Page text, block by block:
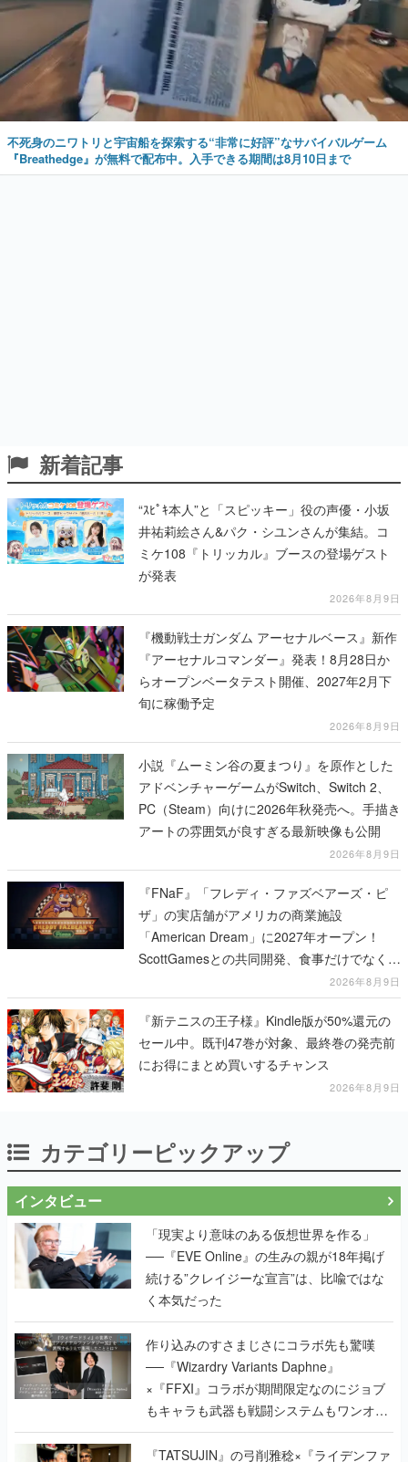
不死身のニワトリと宇宙船を探索する“非常に好評”なサバイバルゲーム
『Breathedge』が無料で配布中。入手できる期間は8月10日まで
ミケ108『トリッカル』ブースの登場ゲスト
が発表
2026年8月9日
『機動戦士ガンダム アーセナルベース』新作
『アーセナルコマンダー』発表！8月28日か
らオープンベータテスト開催、2027年2月下
旬に稼働予定
2026年8月9日
小説『ムーミン谷の夏まつり』を原作とした
アドベンチャーゲームがSwitch、Switch 2、
PC（Steam）向けに2026年秋発売へ。手描き
アートの雰囲気が良すぎる最新映像も公開
2026年8月9日
『FNaF』「フレディ・ファズベアーズ・ピ
ザ」の実店舗がアメリカの商業施設
「American Dream」に2027年オープン！
ScottGamesとの共同開発、食事だけでなくス
テージショーや没入型のホラー体験も楽しめ
る
2026年8月9日
『新テニスの王子様』Kindle版が50%還元の
セール中。既刊47巻が対象、最終巻の発売前
にお得にまとめ買いするチャンス
2026年8月9日
カテゴリーピックアップ
「現実より意味のある仮想世界を作る」
──『EVE Online』の生みの親が18年掲げ
く本気だった
作り込みのすさまじさにコラボ先も驚嘆
──『Wizardry Variants Daphne』
×『FFXI』コラボが期間限定なのにジョブ
もキャラも武器も戦闘システムもワンオフ
で作り込まれた理由を両ディレクターに聞
く
『TATSUJIN』の弓削雅稔×『ライデンファ
イターズ』の齋藤貴幸──かつて縦シュー全
盛期を支えていた2人が、30年後に同じ会
社で机を並べる理由とは。新作